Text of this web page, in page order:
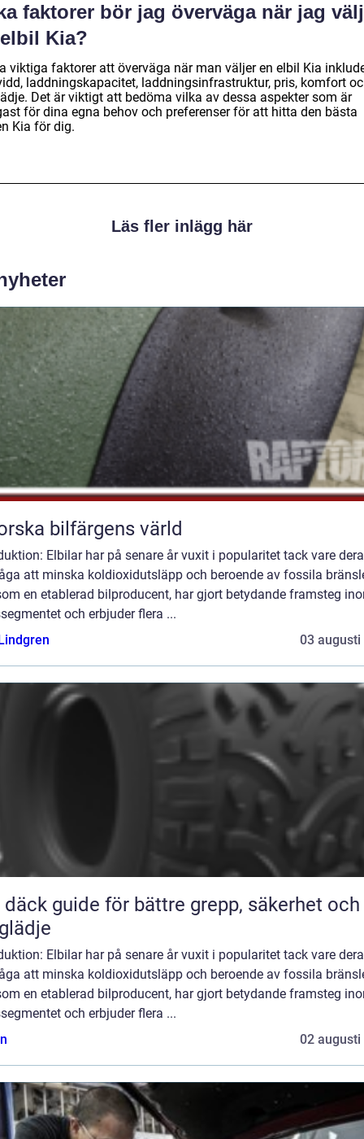
faktorer bör jag överväga när jag
Kia?
viktiga faktorer att överväga när man väljer en elbil Kia
laddningskapacitet, laddningsinfrastruktur, pris, komfort
Det är viktigt att bedöma vilka av dessa aspekter som är
för dina egna behov och preferenser för att hitta den bästa
Kia för dig.
Läs fler inlägg här
bilfärgens värld
Elbilar har på senare år vuxit i popularitet tack vare
att minska koldioxidutsläpp och beroende av fossila
en etablerad bilproducent, har gjort betydande framsteg
och erbjuder flera ...
03 augusti
grepp, säkerhet och
Elbilar har på senare år vuxit i popularitet tack vare
att minska koldioxidutsläpp och beroende av fossila
en etablerad bilproducent, har gjort betydande framsteg
och erbjuder flera ...
02 augusti